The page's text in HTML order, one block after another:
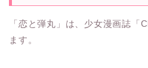
「恋と弾丸」は、少女漫画誌「
ます。